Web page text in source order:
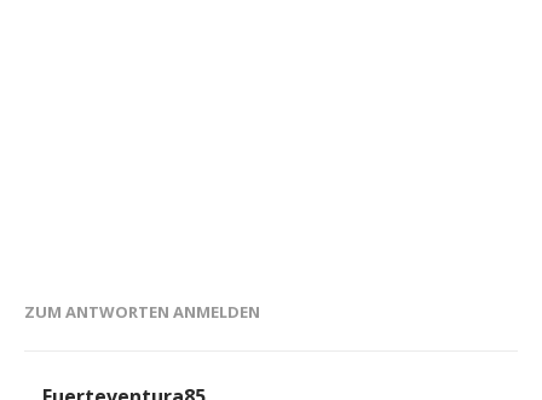
ZUM ANTWORTEN ANMELDEN